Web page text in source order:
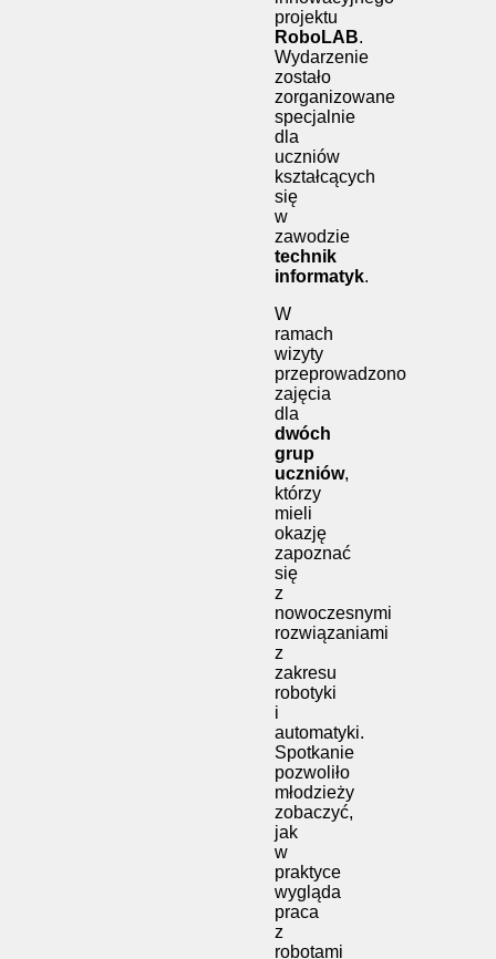
projektu
RoboLAB.
Wydarzenie
zostało
zorganizowane
specjalnie
dla
uczniów
kształcących
się
w
zawodzie
technik
informatyk.
W
ramach
wizyty
przeprowadzono
zajęcia
dla
dwóch
grup
uczniów,
którzy
mieli
okazję
zapoznać
się
z
nowoczesnymi
rozwiązaniami
z
zakresu
robotyki
i
automatyki.
Spotkanie
pozwoliło
młodzieży
zobaczyć,
jak
w
praktyce
wygląda
praca
z
robotami